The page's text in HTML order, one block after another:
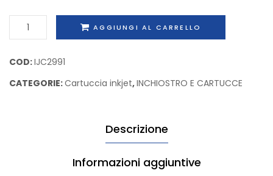
Cartuccia
inkjet
Rigenerata
alta
AGGIUNGI AL CARRELLO
COD:IJC2991
CATEGORIE:Cartuccia inkjet,INCHIOSTRO E CARTUCCE
Descrizione
Informazioni aggiuntive